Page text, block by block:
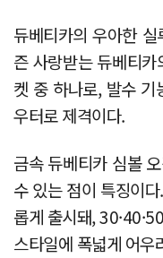
듀베티카의 우아한 실
즌 사랑받는 듀베티
켓 중 하나로, 발수
우터로 제격이다.
금속 듀베티카 심볼
수 있는 점이 특징이
롭게 출시돼,
스타일에 폭넓게 어우